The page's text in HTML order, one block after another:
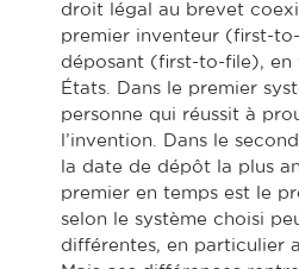
droit légal au brevet
premier inventeur (first-
déposant (first-to-file), en
États. Dans le premier
personne qui réussit à
l’invention. Dans le
la date de dépôt la plus
premier en temps est le
selon le système choisi
différentes, en particulier